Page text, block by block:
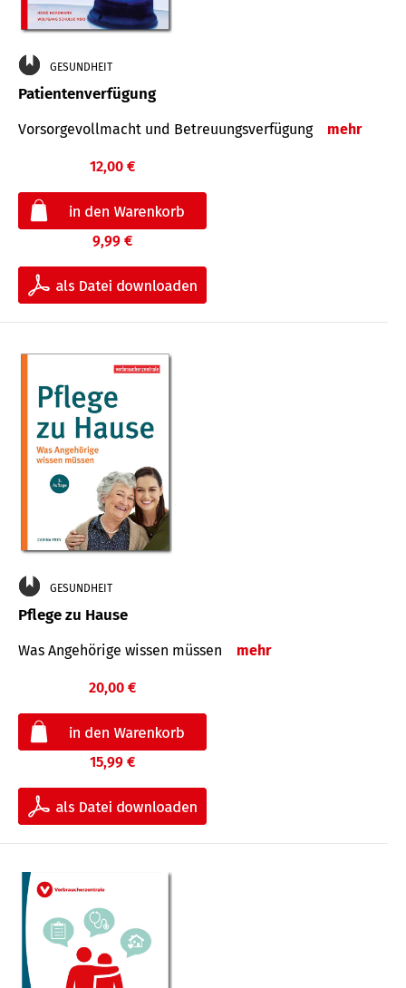
GESUNDHEIT
Patientenverfügung
Vorsorgevollmacht und Betreuungsverfügung mehr
12,00 €
9,99 €
GESUNDHEIT
Pflege zu Hause
Was Angehörige wissen müssen mehr
20,00 €
15,99 €